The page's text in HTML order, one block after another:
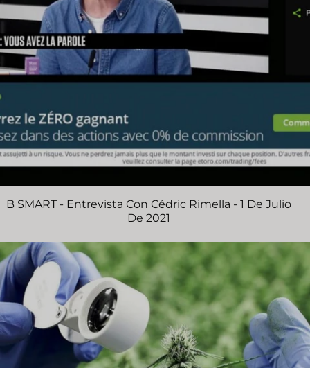
B SMART - Entrevista Con Cédric Rimella - 1 De Julio
De 2021